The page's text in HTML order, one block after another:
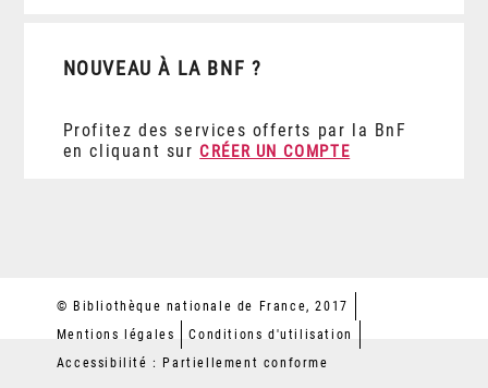
NOUVEAU À LA BNF ?
Profitez des services offerts par la BnF
en cliquant sur CRÉER UN COMPTE
© Bibliothèque nationale de France, 2017
Mentions légales
Conditions d'utilisation
Accessibilité : Partiellement conforme